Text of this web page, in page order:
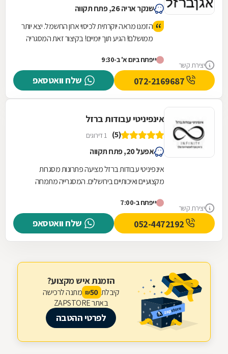
יצירת קשר
שנקר אריה 26, פתח תקווה
הזמנו מראה יוקרתית לכיסוי ארון החשמל. יצא יותר
ממושלם! הגיע תוך יומיים! בקיצור זאת המסגריה
שבאמת איכפת להם ממך. ממליץ בחום!
ייפתח ביום א' ב-9:30
שלח וואטסאפ
יצירת קשר
אינפיניטי עבודות ברזל
(5) 1 דירוגים
אפעל 20, פתח תקווה
אינפיניטי עבודות ברזל מציעה פתרונות מסגרות
מקצועיים ואיכותיים בירושלים. המסגרייה מתמחה
ייפתח ב-7:00
שלח וואטסאפ
הזמנת איש מקצוע?
קיבלת 50
₪ מתנה לרכישה
באתר ZAPSTORE
לפרטי ההטבה